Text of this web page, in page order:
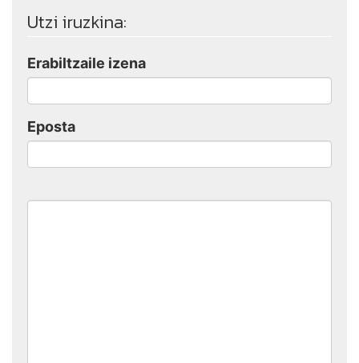
Utzi iruzkina:
Erabiltzaile izena
Eposta